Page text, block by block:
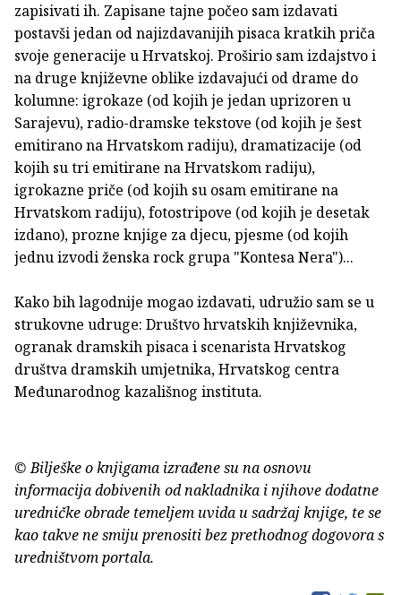
zapisivati ih. Zapisane tajne počeo sam izdavati
postavši jedan od najizdavanijih pisaca kratkih priča
svoje generacije u Hrvatskoj. Proširio sam izdajstvo i
na druge književne oblike izdavajući od drame do
kolumne: igrokaze (od kojih je jedan uprizoren u
Sarajevu), radio-dramske tekstove (od kojih je šest
emitirano na Hrvatskom radiju), dramatizacije (od
kojih su tri emitirane na Hrvatskom radiju),
igrokazne priče (od kojih su osam emitirane na
Hrvatskom radiju), fotostripove (od kojih je desetak
izdano), prozne knjige za djecu, pjesme (od kojih
jednu izvodi ženska rock grupa "Kontesa Nera")...
Kako bih lagodnije mogao izdavati, udružio sam se u
strukovne udruge: Društvo hrvatskih književnika,
ogranak dramskih pisaca i scenarista Hrvatskog
društva dramskih umjetnika, Hrvatskog centra
Međunarodnog kazališnog instituta.
© Bilješke o knjigama izrađene su na osnovu
informacija dobivenih od nakladnika i njihove dodatne
uredničke obrade temeljem uvida u sadržaj knjige, te se
kao takve ne smiju prenositi bez prethodnog dogovora s
uredništvom portala.